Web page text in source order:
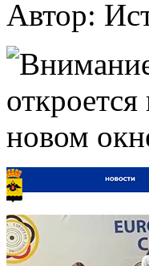
Автор: